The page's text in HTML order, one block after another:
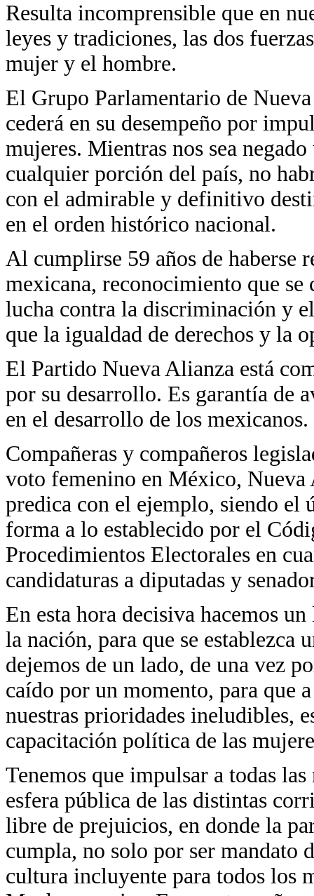
Resulta incomprensible que en
leyes y tradiciones, las dos
mujer y el hombre.
El Grupo Parlamentario de
cederá en su desempeño por
mujeres. Mientras nos sea
cualquier porción del país, no
con el admirable y definitivo
en el orden histórico nacional.
Al cumplirse 59 años de haberse
mexicana, reconocimiento que se
lucha contra la discriminación y
que la igualdad de derechos y la
El Partido Nueva Alianza está
por su desarrollo. Es garantía de
en el desarrollo de los mexicanos.
Compañeras y compañeros
voto femenino en México, Nueva
predica con el ejemplo, siendo
forma a lo establecido por el
Procedimientos Electorales en
candidaturas a diputadas y
En esta hora decisiva hacemos
la nación, para que se establezca
dejemos de un lado, de una vez
caído por un momento, para que
nuestras prioridades ineludibles,
capacitación política de las
Tenemos que impulsar a todas
esfera pública de las distintas
libre de prejuicios, en donde la
cumpla, no solo por ser mandato
cultura incluyente para todos los